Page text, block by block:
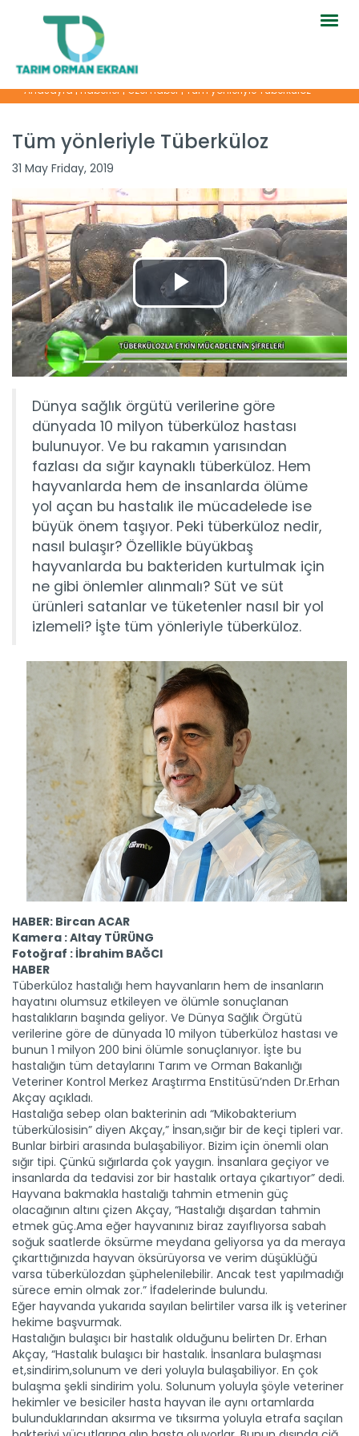
Anasayfa|Haberler|Özel Haber|Tüm yönleriyle Tüberküloz
Tüm yönleriyle Tüberküloz
31 May Friday, 2019
Dünya sağlık örgütü verilerine göre
dünyada 10 milyon tüberküloz hastası
bulunuyor. Ve bu rakamın yarısından
fazlası da sığır kaynaklı tüberküloz. Hem
hayvanlarda hem de insanlarda ölüme
yol açan bu hastalık ile mücadelede ise
büyük önem taşıyor. Peki tüberküloz nedir,
nasıl bulaşır? Özellikle büyükbaş
hayvanlarda bu bakteriden kurtulmak için
ne gibi önlemler alınmalı? Süt ve süt
ürünleri satanlar ve tüketenler nasıl bir yol
izlemeli? İşte tüm yönleriyle tüberküloz.
HABER: Bircan ACAR
Kamera : Altay TÜRÜNG
Fotoğraf : İbrahim BAĞCI
HABER
Tüberküloz hastalığı hem hayvanların hem de insanların
hayatını olumsuz etkileyen ve ölümle sonuçlanan
hastalıkların başında geliyor. Ve Dünya Sağlık Örgütü
verilerine göre de dünyada 10 milyon tüberküloz hastası ve
bunun 1 milyon 200 bini ölümle sonuçlanıyor. İşte bu
hastalığın tüm detaylarını Tarım ve Orman Bakanlığı
Veteriner Kontrol Merkez Araştırma Enstitüsü’nden Dr.Erhan
Akçay açıkladı.
Hastalığa sebep olan bakterinin adı “Mikobakterium
tüberkülosisin” diyen Akçay,” İnsan,sığır bir de keçi tipleri var.
Bunlar birbiri arasında bulaşabiliyor. Bizim için önemli olan
sığır tipi. Çünkü sığırlarda çok yaygın. İnsanlara geçiyor ve
insanlarda da tedavisi zor bir hastalık ortaya çıkartıyor” dedi.
Hayvana bakmakla hastalığı tahmin etmenin güç
olacağının altını çizen Akçay, “Hastalığı dışardan tahmin
etmek güç.Ama eğer hayvanınız biraz zayıflıyorsa sabah
soğuk saatlerde öksürme meydana geliyorsa ya da meraya
çıkarttığınızda hayvan öksürüyorsa ve verim düşüklüğü
varsa tüberkülozdan şüphelenilebilir. Ancak test yapılmadığı
sürece emin olmak zor.” İfadelerinde bulundu.
Eğer hayvanda yukarıda sayılan belirtiler varsa ilk iş veteriner
hekime başvurmak.
Hastalığın bulaşıcı bir hastalık olduğunu belirten Dr. Erhan
Akçay, “Hastalık bulaşıcı bir hastalık. İnsanlara bulaşması
et,sindirim,solunum ve deri yoluyla bulaşabiliyor. En çok
bulaşma şekli sindirim yolu. Solunum yoluyla şöyle veteriner
hekimler ve besiciler hasta hayvan ile aynı ortamlarda
bulunduklarından aksırma ve tıksırma yoluyla etrafa saçılan
Üreticiler hasadı...
Hasat bayramına katılan üreticiler, değerlendirmelerini
webtarım...
Devamını Oku ->